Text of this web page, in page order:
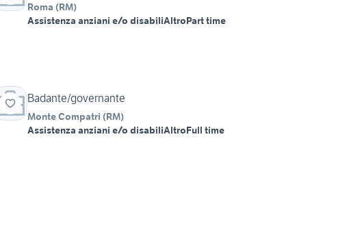
Roma (RM)
Assistenza anziani e/o disabiliAltroPart time
Badante/governante
Monte Compatri (RM)
Assistenza anziani e/o disabiliAltroFull time